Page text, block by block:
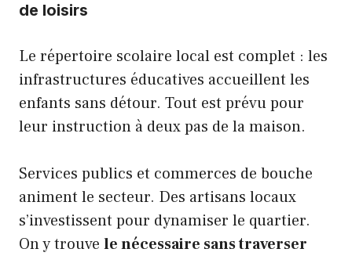
de loisirs
Le répertoire scolaire local est complet : les
infrastructures éducatives accueillent les
enfants sans détour. Tout est prévu pour
leur instruction à deux pas de la maison.
Services publics et commerces de bouche
animent le secteur. Des artisans locaux
s’investissent pour dynamiser le quartier.
On y trouve le nécessaire sans traverser